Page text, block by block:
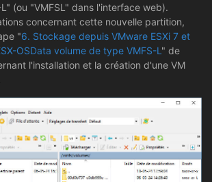
(ou "VMFSL" dans l'interface web).
concernant cette nouvelle partition,
"6. Stockage depuis VMware ESXi 7 et
OSData volume de type VMFS-L " de
l'installation et la création d'une VM